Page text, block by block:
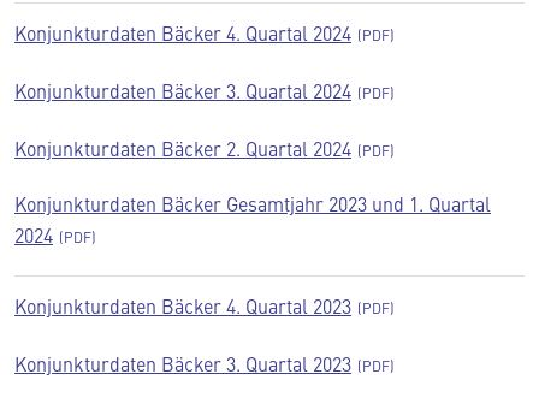
Konjunkturdaten Bäcker 4. Quartal 2024
Konjunkturdaten Bäcker 3. Quartal 2024
Konjunkturdaten Bäcker 2. Quartal 2024
Konjunkturdaten Bäcker Gesamtjahr 2023 und 1. Quartal
2024
Konjunkturdaten Bäcker 4. Quartal 2023
Konjunkturdaten Bäcker 3. Quartal 2023